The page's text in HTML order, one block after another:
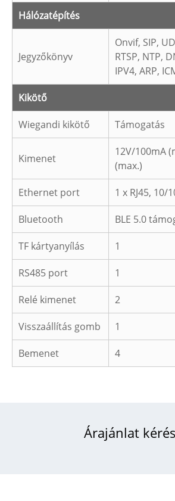
Hálózatépítés
Jegyzőkönyv
Onvif, SIP,
RTSP, NTP,
IPV4, ARP,
Kikötő
Wiegandi kikötő Támogatás
Kimenet
12V/100mA
(max.)
Ethernet port 1 x RJ45,
Bluetooth BLE 5.0
TF kártyanyílás 1
RS485 port 1
Relé kimenet 2
Visszaállítás gomb 1
Bemenet 4
Árajánlat